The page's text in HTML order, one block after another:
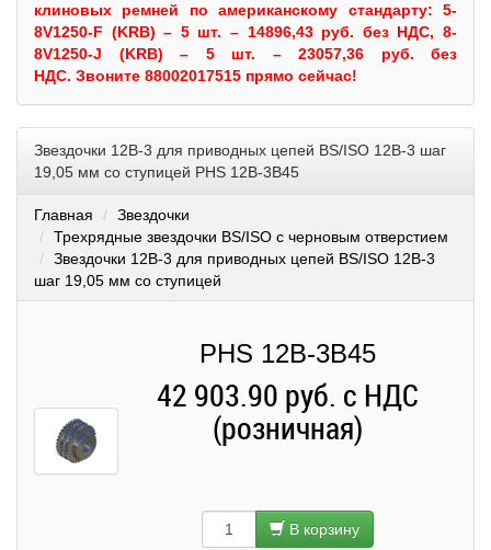
клиновых ремней по американскому стандарту: 5-
8V1250-F (KRB) – 5 шт. – 14896,43 руб. без НДС, 8-
8V1250-J (KRB) – 5 шт. – 23057,36 руб. без
НДС. Звоните 88002017515 прямо сейчас!
Звездочки 12B-3 для приводных цепей BS/ISO 12B-3 шаг
19,05 мм со ступицей PHS 12B-3B45
Главная
Звездочки
Трехрядные звездочки BS/ISO с черновым отверстием
Звездочки 12B-3 для приводных цепей BS/ISO 12B-3
шаг 19,05 мм со ступицей
PHS 12B-3B45
42 903.90 руб. с НДС
(розничная)
В корзину